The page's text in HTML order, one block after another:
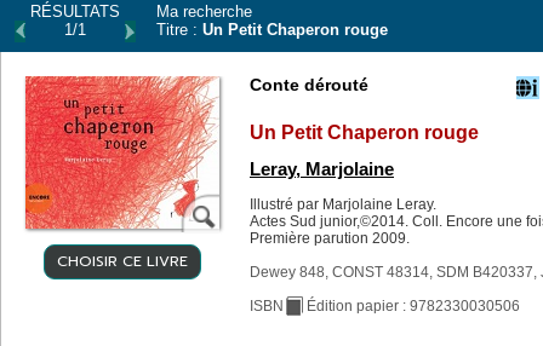
RÉSULTATS
1/1
Ma recherche
Titre : Un Petit Chaperon rouge
CHOISIR CE LIVRE
Conte dérouté
Un Petit Chaperon rouge
Leray, Marjolaine
Illustré par Marjolaine Leray.
Actes Sud junior,©2014. Coll. Encore une
Première parution 2009.
Dewey 848, CONST 48314, SDM B420337,
ISBN Édition papier : 9782330030506